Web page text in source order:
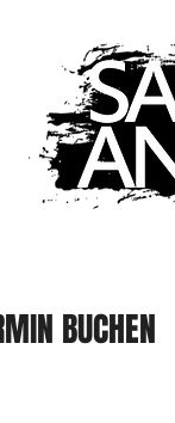
BUCHEN